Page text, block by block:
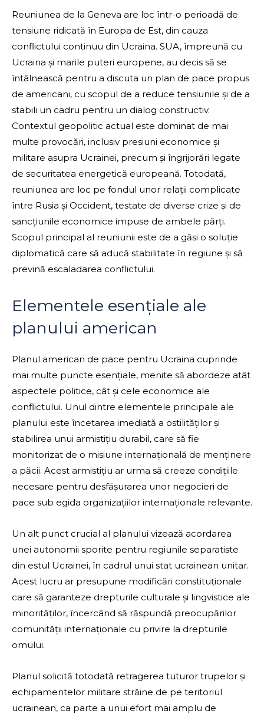
Reuniunea de la Geneva are loc într-o perioadă de
tensiune ridicată în Europa de Est, din cauza
conflictului continuu din Ucraina. SUA, împreună cu
Ucraina și marile puteri europene, au decis să se
întâlnească pentru a discuta un plan de pace propus
de americani, cu scopul de a reduce tensiunile și de a
stabili un cadru pentru un dialog constructiv.
Contextul geopolitic actual este dominat de mai
multe provocări, inclusiv presiuni economice și
militare asupra Ucrainei, precum și îngrijorări legate
de securitatea energetică europeană. Totodată,
reuniunea are loc pe fondul unor relații complicate
între Rusia și Occident, testate de diverse crize și de
sancțiunile economice impuse de ambele părți.
Scopul principal al reuniunii este de a găsi o soluție
diplomatică care să aducă stabilitate în regiune și să
prevină escaladarea conflictului.
Elementele esențiale ale
planului american
Planul american de pace pentru Ucraina cuprinde
mai multe puncte esențiale, menite să abordeze atât
aspectele politice, cât și cele economice ale
conflictului. Unul dintre elementele principale ale
planului este încetarea imediată a ostilităților și
stabilirea unui armistițiu durabil, care să fie
monitorizat de o misiune internațională de menținere
a păcii. Acest armistițiu ar urma să creeze condițiile
necesare pentru desfășurarea unor negocieri de
pace sub egida organizațiilor internaționale relevante.
Un alt punct crucial al planului vizează acordarea
unei autonomii sporite pentru regiunile separatiste
din estul Ucrainei, în cadrul unui stat ucrainean unitar.
Acest lucru ar presupune modificări constituționale
care să garanteze drepturile culturale și lingvistice ale
minorităților, încercând să răspundă preocupărilor
comunității internaționale cu privire la drepturile
omului.
Planul solicită totodată retragerea tuturor trupelor și
echipamentelor militare străine de pe teritoriul
ucrainean, ca parte a unui efort mai amplu de